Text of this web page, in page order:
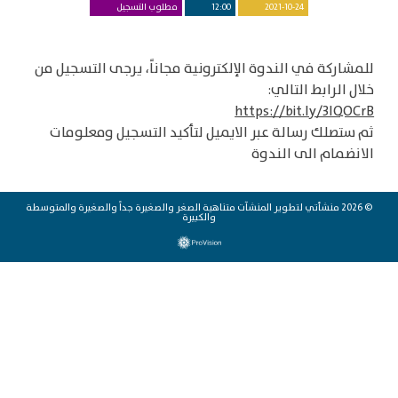
2021-10-24
12:00
مطلوب التسجيل
للمشاركة في الندوة الإلكترونية مجاناً، يرجى التسجيل من
خلال الرابط التالي:
https://bit.ly/3lQOCrB
ثم ستصلك رسالة عبر الايميل لتأكيد التسجيل ومعلومات
الانضمام الى الندوة
© 2026 منشأتي لتطوير المنشآت متناهية الصغر والصغيرة جداً والصغيرة والمتوسطة
والكبيرة